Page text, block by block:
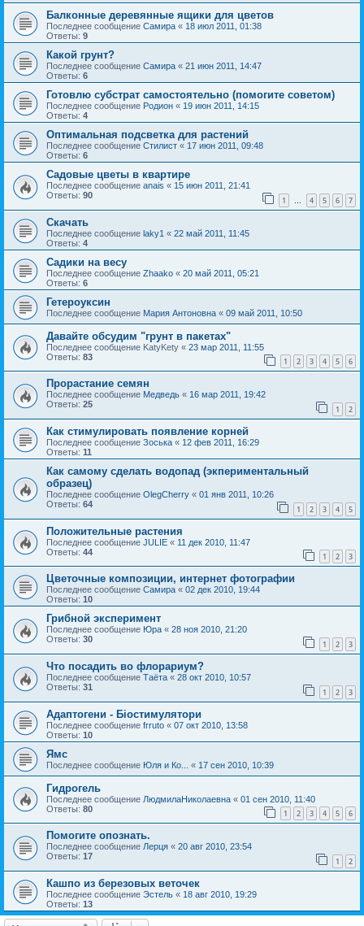
Балконные деревянные ящики для цветов
Последнее сообщение Самира « 18 июл 2011, 01:38
Ответы: 9
Какой грунт?
Последнее сообщение Самира « 21 июн 2011, 14:47
Ответы: 6
Готовлю субстрат самостоятельно (помогите советом)
Последнее сообщение Родион « 19 июн 2011, 14:15
Ответы: 4
Оптимальная подсветка для растений
Последнее сообщение Стилист « 17 июн 2011, 09:48
Ответы: 6
Садовые цветы в квартире
Последнее сообщение anais « 15 июн 2011, 21:41
Ответы: 90 1 … 4 5 6 7
Скачать
Последнее сообщение laky1 « 22 май 2011, 11:45
Ответы: 4
Садики на весу
Последнее сообщение Zhaako « 20 май 2011, 05:21
Ответы: 6
Гетероуксин
Последнее сообщение Мария Антоновна « 09 май 2011, 10:50
Давайте обсудим "грунт в пакетах"
Последнее сообщение KatyKety « 23 мар 2011, 11:55
Ответы: 83 1 2 3 4 5 6
Прорастание семян
Последнее сообщение Медведь « 16 мар 2011, 19:42
Ответы: 25 1 2
Как стимулировать появление корней
Последнее сообщение Зоська « 12 фев 2011, 16:29
Ответы: 11
Как самому сделать водопад (экпериментальный
образец)
Последнее сообщение OlegCherry « 01 янв 2011, 10:26
Ответы: 64 1 2 3 4 5
Положительные растения
Последнее сообщение JULIE « 11 дек 2010, 11:47
Ответы: 44 1 2 3
Цветочные композиции, интернет фотографии
Последнее сообщение Самира « 02 дек 2010, 19:44
Ответы: 10
Грибной эксперимент
Последнее сообщение Юра « 28 ноя 2010, 21:20
Ответы: 30 1 2 3
Что посадить во флорариум?
Последнее сообщение Таёта « 28 окт 2010, 10:57
Ответы: 31 1 2 3
Адаптогени - Біостимулятори
Последнее сообщение frruto « 07 окт 2010, 13:58
Ответы: 10
Ямс
Последнее сообщение Юля и Ко... « 17 сен 2010, 10:39
Гидрогель
Последнее сообщение ЛюдмилаНиколаевна « 01 сен 2010, 11:40
Ответы: 80 1 2 3 4 5 6
Помогите опознать.
Последнее сообщение Лерця « 20 авг 2010, 23:54
Ответы: 17 1 2
Кашпо из березовых веточек
Последнее сообщение Эстель « 18 авг 2010, 19:29
Ответы: 13